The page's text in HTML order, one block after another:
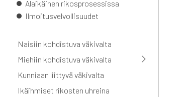
Alaikäinen rikosprosessissa
Ilmoitusvelvollisuudet
Naisiin kohdistuva väkivalta
Miehiin kohdistuva väkivalta
Kunniaan liittyvä väkivalta
Ikäihmiset rikosten uhreina